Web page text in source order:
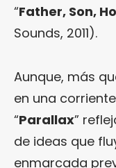
“Father, Son,
Sounds, 2011).
Aunque, más
en una
“Parallax”
de ideas que
enmarcada